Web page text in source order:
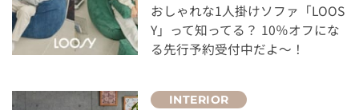
おしゃれな1人掛けソファ「LOOS
Y」って知ってる？ 10％オフにな
る先行予約受付中だよ～！